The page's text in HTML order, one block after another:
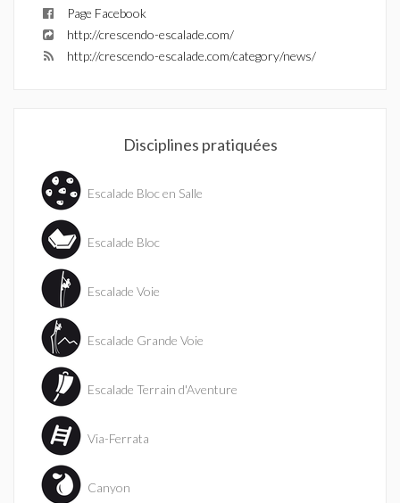
Page Facebook
http://crescendo-escalade.com/
http://crescendo-escalade.com/category/news/
Disciplines pratiquées
Escalade Bloc en Salle
Escalade Bloc
Escalade Voie
Escalade Grande Voie
Escalade Terrain d'Aventure
Via-Ferrata
Canyon